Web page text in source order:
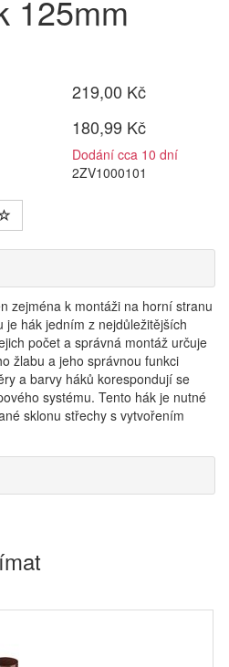
125mm
219,00 Kč
180,99 Kč
Dodání cca 10 dní
2ZV1000101
zejména k montáži na horní stranu
je hák jedním z nejdůležitějších
počet a správná montáž určuje
žlabu a jeho správnou funkci
a barvy háků korespondují se
systému. Tento hák je nutné
sklonu střechy s vytvořením